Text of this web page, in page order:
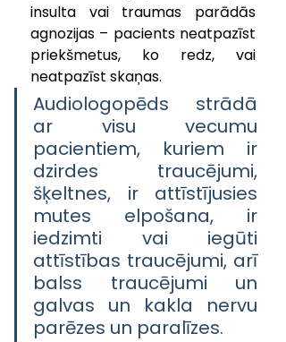
insulta vai traumas parādās
agnozijas – pacients neatpazīst
priekšmetus, ko redz, vai
neatpazīst skaņas.
Audiologopēds strādā
ar visu vecumu
pacientiem, kuriem ir
dzirdes traucējumi,
šķeltnes, ir attīstījusies
mutes elpošana, ir
iedzimti vai iegūti
attīstības traucējumi, arī
balss traucējumi un
galvas un kakla nervu
parēzes un paralīzes.